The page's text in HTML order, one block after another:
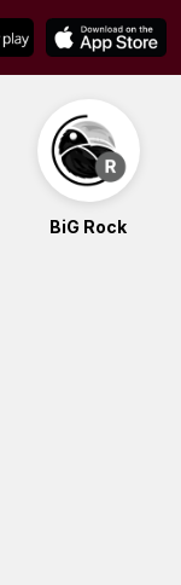
BiG Rock